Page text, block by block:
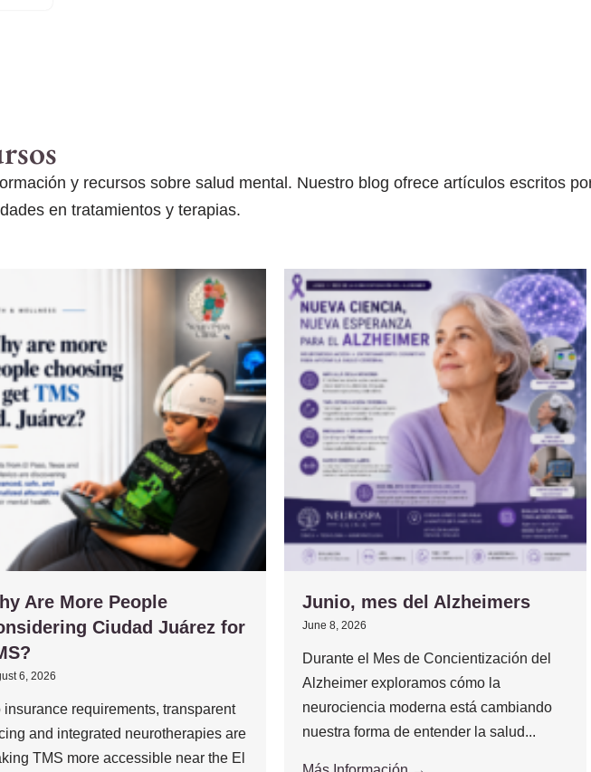
y recursos sobre salud mental. Nuestro blog ofrece artículos escritos
en tratamientos y terapias.
Are More People
Ciudad Juárez for
6, 2026
insurance requirements, transparent
and integrated neurotherapies are
TMS more accessible near the El
Junio, mes del Alzheimers
June 8, 2026
Durante el Mes de Concientización del
Alzheimer exploramos cómo la
neurociencia moderna está cambiando
nuestra forma de entender la salud...